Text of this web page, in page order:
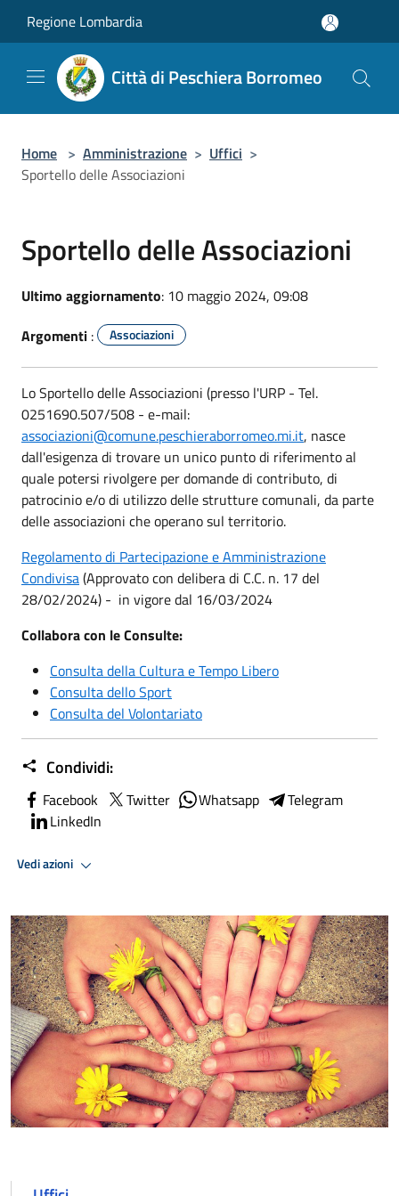
Regione Lombardia
Città di Peschiera Borromeo
Home > Amministrazione > Uffici >
Sportello delle Associazioni
Sportello delle Associazioni
Ultimo aggiornamento: 10 maggio 2024, 09:08
Argomenti : Associazioni
Lo Sportello delle Associazioni (presso l'URP - Tel.
0251690.507/508 - e-mail:
associazioni@comune.peschieraborromeo.mi.it, nasce
dall'esigenza di trovare un unico punto di riferimento al
quale potersi rivolgere per domande di contributo, di
patrocinio e/o di utilizzo delle strutture comunali, da parte
delle associazioni che operano sul territorio.
Regolamento di Partecipazione e Amministrazione
Condivisa(Approvato con delibera di C.C. n. 17 del
28/02/2024) - in vigore dal 16/03/2024
Collabora con le Consulte:
Consulta della Cultura e Tempo Libero
Consulta dello Sport
Consulta del Volontariato
Condividi:
Facebook Twitter Whatsapp
Telegram
LinkedIn
Vedi azioni